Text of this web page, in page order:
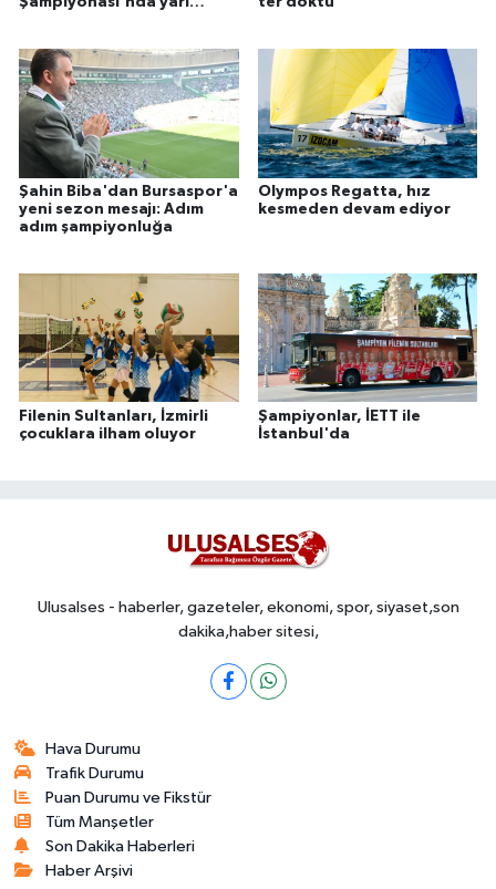
Şahin Biba'dan Bursaspor'a
yeni sezon mesajı: Adım
adım şampiyonluğa
Olympos Regatta, hız
kesmeden devam ediyor
Filenin Sultanları, İzmirli
çocuklara ilham oluyor
Şampiyonlar, İETT ile
İstanbul'da
Ulusalses - haberler, gazeteler, ekonomi, spor, siyaset,son
dakika,haber sitesi,
Hava Durumu
Trafik Durumu
Puan Durumu ve Fikstür
Tüm Manşetler
Son Dakika Haberleri
Haber Arşivi